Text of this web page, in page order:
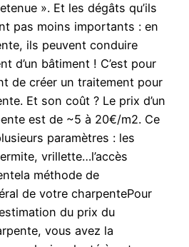
». Et les dégâts qu’ils
pas moins importants : en
ils peuvent conduire
d’un bâtiment ! C’est pour
de créer un traitement pour
Et son coût ? Le prix d’un
est de ~5 à 20€/m2. Ce
paramètres : les
vrillette…l’accès
méthode de
de votre charpentePour
du prix du
vous avez la